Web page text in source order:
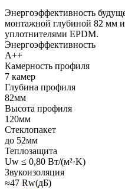
Энергоэффективность
монтажной глубиной 82 мм
уплотнителями EPDM.
Энергоэффективность
A++
Камерность профиля
7 камер
Глубина профиля
82мм
Высота профиля
120мм
Стеклопакет
до 52мм
Теплозащита
Uw ≤ 0,80 Вт/(м²·K)
Звукоизоляция
≈47 Rw(дБ)